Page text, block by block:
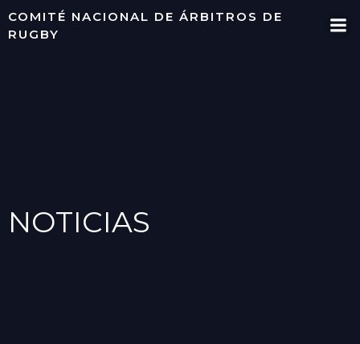
Saltar
COMITÉ NACIONAL DE ÁRBITROS DE
RUGBY
NOTICIAS